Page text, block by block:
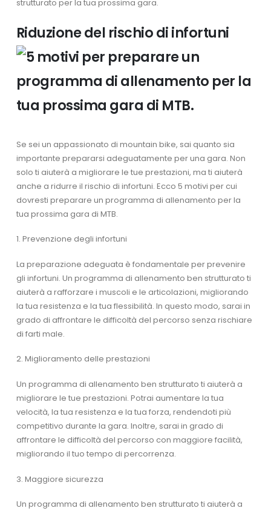
strutturato per la tua prossima gara.
Riduzione del rischio di infortuni
Se sei un appassionato di mountain bike, sai quanto sia
importante prepararsi adeguatamente per una gara. Non
solo ti aiuterà a migliorare le tue prestazioni, ma ti aiuterà
anche a ridurre il rischio di infortuni. Ecco 5 motivi per cui
dovresti preparare un programma di allenamento per la
tua prossima gara di MTB.
1. Prevenzione degli infortuni
La preparazione adeguata è fondamentale per prevenire
gli infortuni. Un programma di allenamento ben strutturato ti
aiuterà a rafforzare i muscoli e le articolazioni, migliorando
la tua resistenza e la tua flessibilità. In questo modo, sarai in
grado di affrontare le difficoltà del percorso senza rischiare
di farti male.
2. Miglioramento delle prestazioni
Un programma di allenamento ben strutturato ti aiuterà a
migliorare le tue prestazioni. Potrai aumentare la tua
velocità, la tua resistenza e la tua forza, rendendoti più
competitivo durante la gara. Inoltre, sarai in grado di
affrontare le difficoltà del percorso con maggiore facilità,
migliorando il tuo tempo di percorrenza.
3. Maggiore sicurezza
Un programma di allenamento ben strutturato ti aiuterà a